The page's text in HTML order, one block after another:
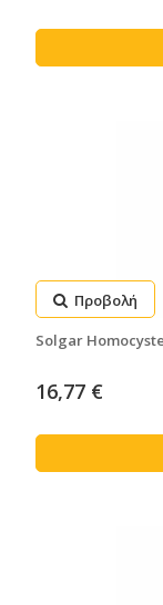
Προβολή
Solgar
16,77 €